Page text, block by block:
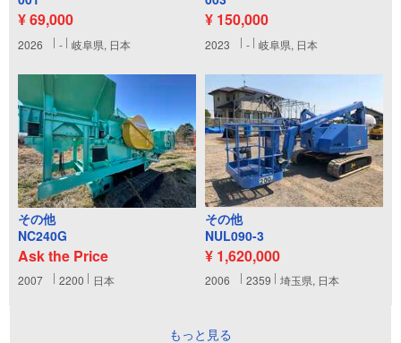
¥ 69,000
2026 - 岐阜県, 日本
¥ 150,000
2023 - 岐阜県, 日本
その他
NC240G
Ask the Price
2007 2200 日本
その他
NUL090-3
¥ 1,620,000
2006 2359 埼玉県, 日本
もっと見る